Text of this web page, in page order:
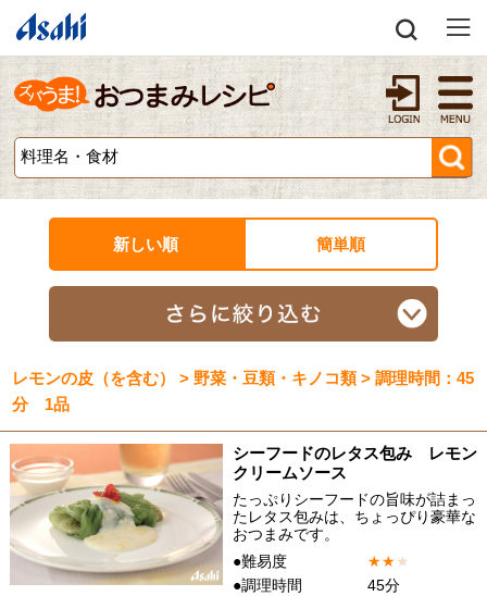
新しい順 簡単順
レモンの皮（を含む） > 野菜・豆類・キノコ類 > 調理時間：45
分 1品
シーフードのレタス包み レモン
クリームソース
たっぷりシーフードの旨味が詰まっ
たレタス包みは、ちょっぴり豪華な
おつまみです。
●難易度
★★★
●調理時間
45分